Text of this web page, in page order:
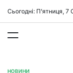
Сьогодні: П’ятниця,
НОВИНИ